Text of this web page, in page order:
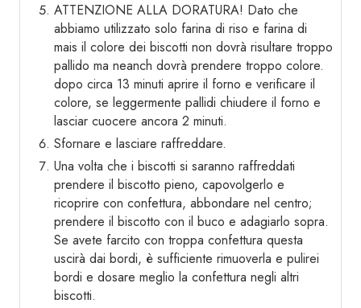
ATTENZIONE ALLA DORATURA! Dato che
abbiamo utilizzato solo farina di riso e farina di
mais il colore dei biscotti non dovrà risultare troppo
pallido ma neanch dovrà prendere troppo colore.
dopo circa 13 minuti aprire il forno e verificare il
colore, se leggermente pallidi chiudere il forno e
lasciar cuocere ancora 2 minuti.
Sfornare e lasciare raffreddare.
Una volta che i biscotti si saranno raffreddati
prendere il biscotto pieno, capovolgerlo e
ricoprire con confettura, abbondare nel centro;
prendere il biscotto con il buco e adagiarlo sopra.
Se avete farcito con troppa confettura questa
uscirà dai bordi, è sufficiente rimuoverla e pulirei
bordi e dosare meglio la confettura negli altri
biscotti.